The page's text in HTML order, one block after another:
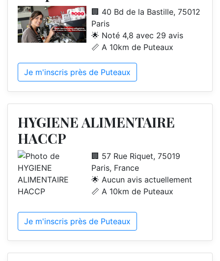
🏢 40 Bd de la Bastille, 75012
Paris
🌟 Noté 4,8 avec 29 avis
📏 A 10km de Puteaux
Je m'inscris près de Puteaux
HYGIENE ALIMENTAIRE
HACCP
🏢 57 Rue Riquet, 75019
Paris, France
🌟 Aucun avis actuellement
📏 A 10km de Puteaux
Je m'inscris près de Puteaux